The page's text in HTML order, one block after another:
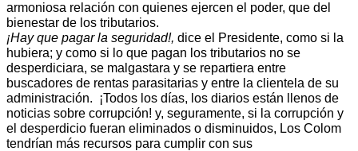
armoniosa relación con quienes ejercen el poder, que del
bienestar de los tributarios.
¡Hay que pagar la seguridad!, dice el Presidente, como si la
hubiera; y como si lo que pagan los tributarios no se
desperdiciara, se malgastara y se repartiera entre
buscadores de rentas parasitarias y entre la clientela de su
administración. ¡Todos los días, los diarios están llenos de
noticias sobre corrupción! y, seguramente, si la corrupción y
el desperdicio fueran eliminados o disminuidos, Los Colom
tendrían más recursos para cumplir con sus